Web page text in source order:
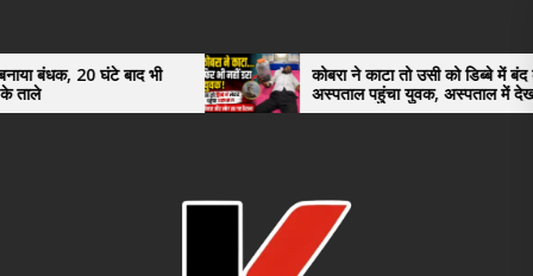
the
content
20 घंटे बाद भी
कोबरा ने काटा तो उसी को डिब्बे में बंद कर
अस्पताल पहुंचा युवक, अस्पताल में देखकर डॉक्टर
भी रह गए हैरान